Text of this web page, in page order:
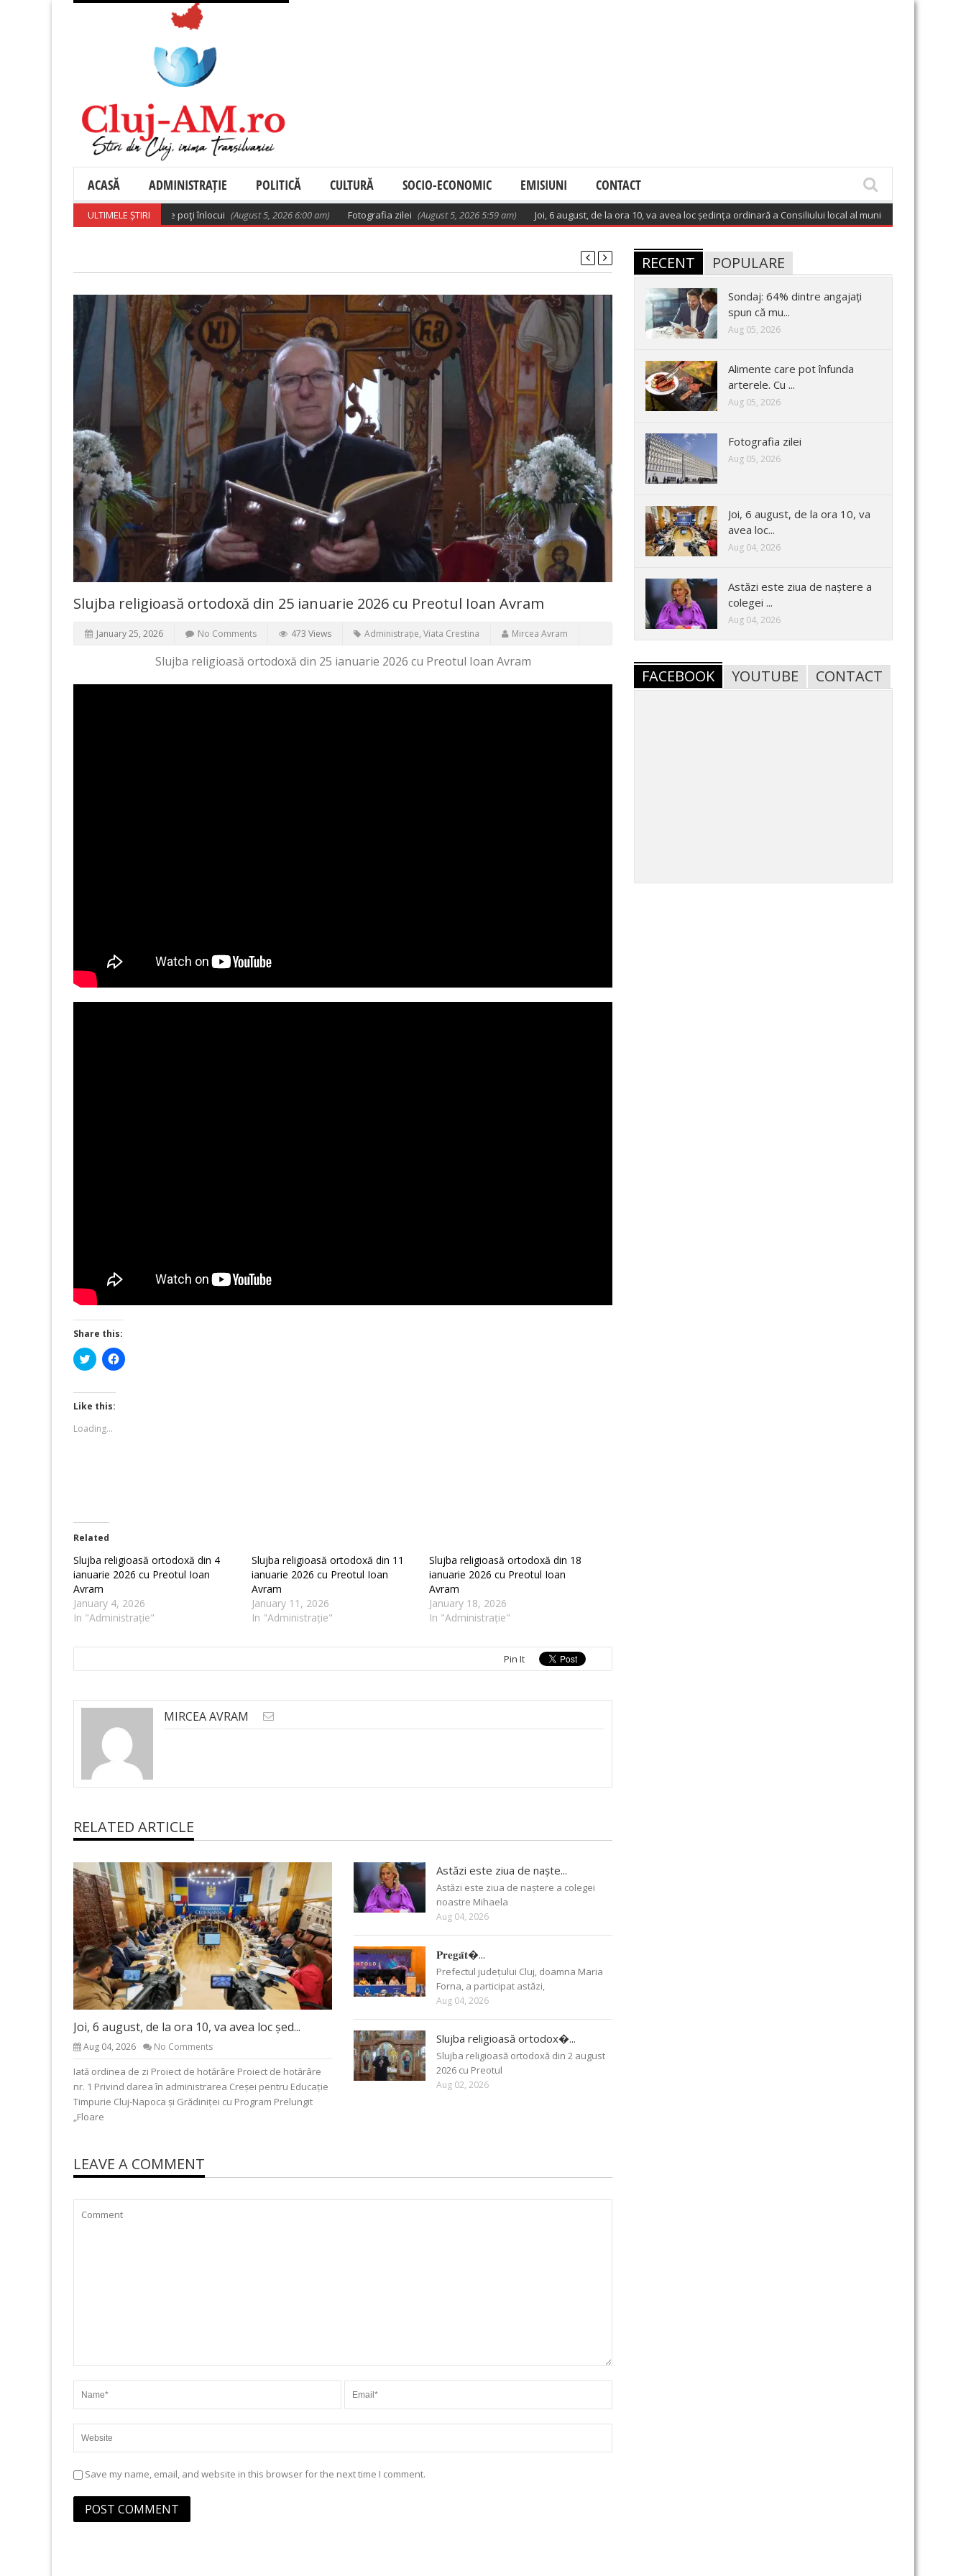
ACASĂ ADMINISTRAȚIE POLITICĂ CULTURĂ SOCIO-ECONOMIC EMISIUNI CONTACT
ULTIMELE ȘTIRI
pot înfunda arterele. Cu ce le poţi înlocui (August 5, 2026 6:00 am) Fotografia zilei (August 5, 2026 5:59 am) Joi, 6 august, de la ora 10, va avea loc ședința ordinară a Consiliului local al municipiului Cluj-Napoca .
Slujba religioasă ortodoxă din 25 ianuarie 2026 cu Preotul Ioan Avram
January 25, 2026 No Comments 473 Views Administrație, Viata Crestina Mircea Avram
Slujba religioasă ortodoxă din 25 ianuarie 2026 cu Preotul Ioan Avram
Share this:
Click
to
Twitter
(Opens
in
new
window)
Click
to
Like this:
Loading...
Related
Slujba religioasă ortodoxă din 4
ianuarie 2026 cu Preotul Ioan
Avram
January 4, 2026
In "Administrație"
Slujba religioasă ortodoxă din 11
ianuarie 2026 cu Preotul Ioan
Avram
January 11, 2026
In "Administrație"
Slujba religioasă ortodoxă din 18
ianuarie 2026 cu Preotul Ioan
Avram
January 18, 2026
In "Administrație"
Pin It
MIRCEA AVRAM
RELATED ARTICLE
Joi, 6 august, de la ora 10, va avea loc șed...
Aug 04, 2026 No Comments
Iată ordinea de zi Proiect de hotărâre Proiect de hotărâre
nr. 1 Privind darea în administrarea Creșei pentru Educație
Timpurie Cluj-Napoca și Grădiniței cu Program Prelungit
„Floare
Astăzi este ziua de naște...
Astăzi este ziua de naștere a colegei
noastre Mihaela
Aug 04, 2026
𝐏𝐫𝐞𝐠𝐚̆𝐭�...
Prefectul județului Cluj, doamna Maria
Forna, a participat astăzi,
Aug 04, 2026
Slujba religioasă ortodox�...
Slujba religioasă ortodoxă din 2 august
2026 cu Preotul
Aug 02, 2026
LEAVE A COMMENT
Save my name, email, and website in this browser for the next time I comment.
RECENT POPULARE
Sondaj: 64% dintre angajați
spun că mu...
Aug 05, 2026
Alimente care pot înfunda
arterele. Cu ...
Aug 05, 2026
Fotografia zilei
Aug 05, 2026
Joi, 6 august, de la ora 10, va
avea loc...
Aug 04, 2026
Astăzi este ziua de naștere a
colegei ...
Aug 04, 2026
FACEBOOK YOUTUBE CONTACT